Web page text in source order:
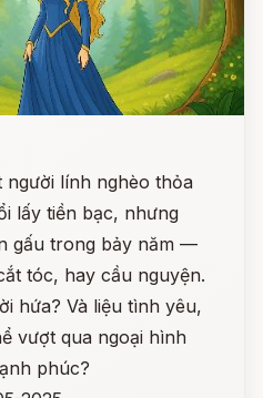
người lính nghèo thỏa
lấy tiền bạc, nhưng
gấu trong bảy năm —
tóc, hay cầu nguyện.
hứa? Và liệu tình yêu,
vượt qua ngoại hình
phúc?